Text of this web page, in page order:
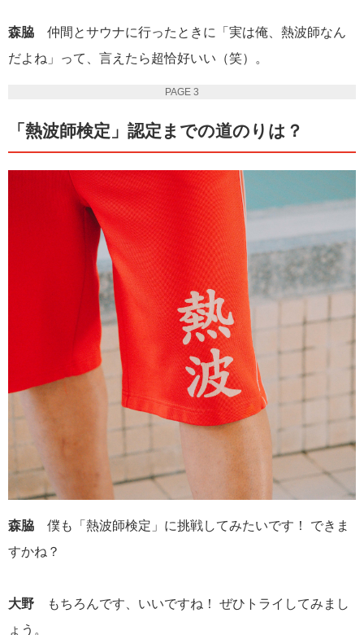
森脇 仲間とサウナに行ったときに「実は俺、熱波師なん
だよね」って、言えたら超恰好いい（笑）。
PAGE 3
「熱波師検定」認定までの道のりは？
森脇 僕も「熱波師検定」に挑戦してみたいです！ できま
すかね？
大野 もちろんです、いいですね！ ぜひトライしてみまし
ょう。